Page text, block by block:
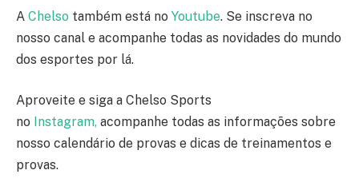
A Chelso também está no Youtube. Se inscreva no
nosso canal e acompanhe todas as novidades do mundo
dos esportes por lá.
Aproveite e siga a Chelso Sports
no Instagram, acompanhe todas as informações sobre
nosso calendário de provas e dicas de treinamentos e
provas.